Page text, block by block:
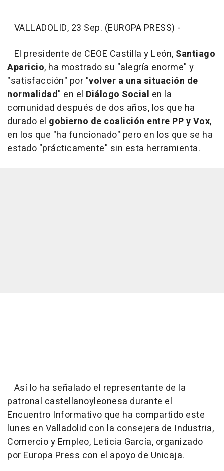
VALLADOLID, 23 Sep. (EUROPA PRESS) -
El presidente de CEOE Castilla y León, Santiago
Aparicio, ha mostrado su "alegría enorme" y
"satisfacción" por "volver a una situación de
normalidad" en el Diálogo Social en la
comunidad después de dos años, los que ha
durado el gobierno de coalición entre PP y Vox,
en los que "ha funcionado" pero en los que se ha
estado "prácticamente" sin esta herramienta.
Así lo ha señalado el representante de la
patronal castellanoyleonesa durante el
Encuentro Informativo que ha compartido este
lunes en Valladolid con la consejera de Industria,
Comercio y Empleo, Leticia García, organizado
por Europa Press con el apoyo de Unicaja.